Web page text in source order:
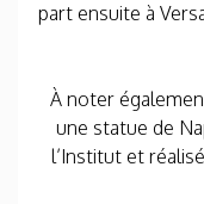
part ensuite à
À noter
une statue de
l’Institut et